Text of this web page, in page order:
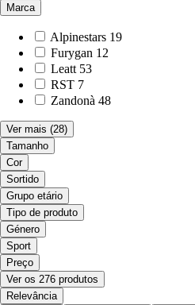
Marca
Alpinestars 19
Furygan 12
Leatt 53
RST 7
Zandonà 48
Ver mais (28)
Tamanho
Cor
Sortido
Grupo etário
Tipo de produto
Género
Sport
Preço
Ver os 276 produtos
Relevância